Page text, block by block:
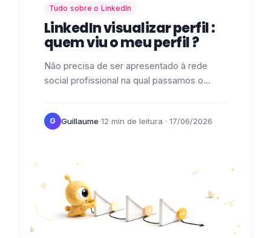
Tudo sobre o LinkedIn
LinkedIn visualizar perfil :
quem viu o meu perfil ?
Não precisa de ser apresentado à rede
social profissional na qual passamos o
como…
G Guillaume·12 min de leitura · 17/06/2026